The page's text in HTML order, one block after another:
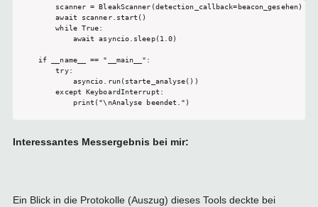
    scanner = BleakScanner(detection_callback=beacon_gesehen)
    await scanner.start()
    while True:
        await asyncio.sleep(1.0)
if __name__ == "__main__":
    try:
        asyncio.run(starte_analyse())
    except KeyboardInterrupt:
        print("\nAnalyse beendet.")
Interessantes Messergebnis bei mir:
Ein Blick in die Protokolle (Auszug) dieses Tools deckte bei